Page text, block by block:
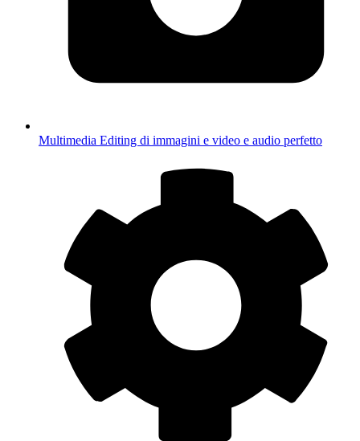
Multimedia Editing di immagini e video e audio perfetto